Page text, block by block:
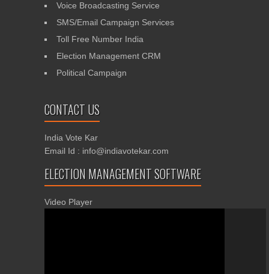
Voice Broadcasting Service
SMS/Email Campaign Services
Toll Free Number India
Election Management CRM
Political Campaign
CONTACT US
India Vote Kar
Email Id : info@indiavotekar.com
ELECTION MANAGEMENT SOFTWARE
Video Player